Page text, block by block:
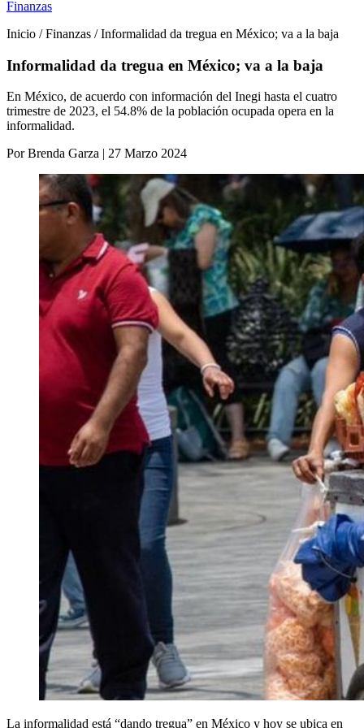
Finanzas
Inicio / Finanzas / Informalidad da tregua en México; va a la baja
Informalidad da tregua en México; va a la baja
En México, de acuerdo con información del Inegi hasta el cuatro
trimestre de 2023, el 54.8% de la población ocupada opera en la
informalidad.
Por Brenda Garza | 27 Marzo 2024
La informalidad está “dando tregua” en México y hoy se ubica en